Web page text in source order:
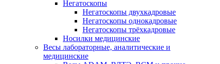
Негатоскопы
Негатоскопы двухкадровые
Негатоскопы однокадровые
Негатоскопы трёхкадровые
Носилки медицинские
Весы лабораторные, аналитические и
медицинские